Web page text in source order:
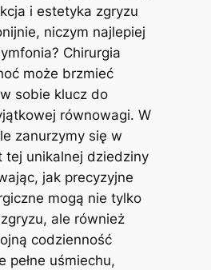
i estetyka ​zgryzu
niczym najlepiej
Chirurgia
może​ brzmieć
sobie klucz do
równowagi. W
zanurzymy się w
tej unikalnej ‌dziedziny
jak precyzyjne
mogą nie tylko
ale również⁢
⁣codzienność
pełne uśmiechu,